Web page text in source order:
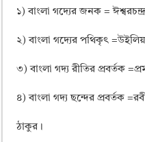
ময়মনসিংহ বোর্ড এইচএসসি
১) বাংলা গদ্যের জনক =
২) বাংলা গদ্যের পথিকৃৎ
৩) বাংলা গদ্য রীতির প্রবর্তক
৪) বাংলা গদ্য ছন্দের প্রবর্তক
ঠাকুর।